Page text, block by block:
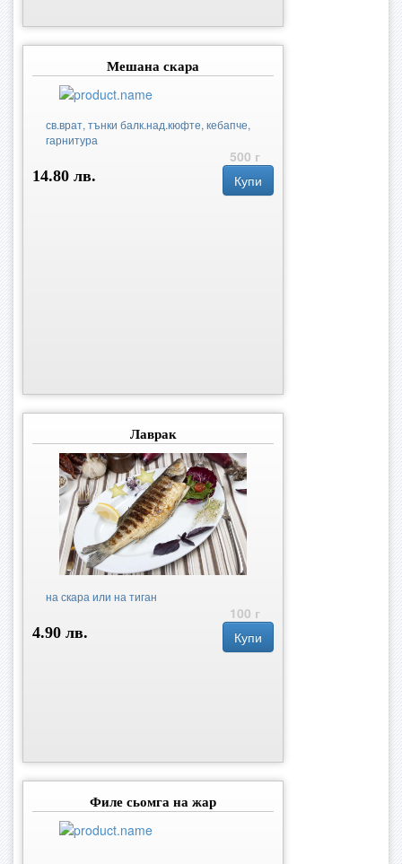
Мешана скара
св.врат, тънки балк.над.кюфте, кебапче,
гарнитура
500 г
14.80 лв.
Купи
Лаврак
на скара или на тиган
100 г
4.90 лв.
Купи
Филе сьомга на жар